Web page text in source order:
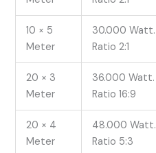
10 × 5
Meter
30.000 Watt.
Ratio 2:1
20 × 3
Meter
36.000 Watt.
Ratio 16:9
20 × 4
Meter
48.000 Watt.
Ratio 5:3